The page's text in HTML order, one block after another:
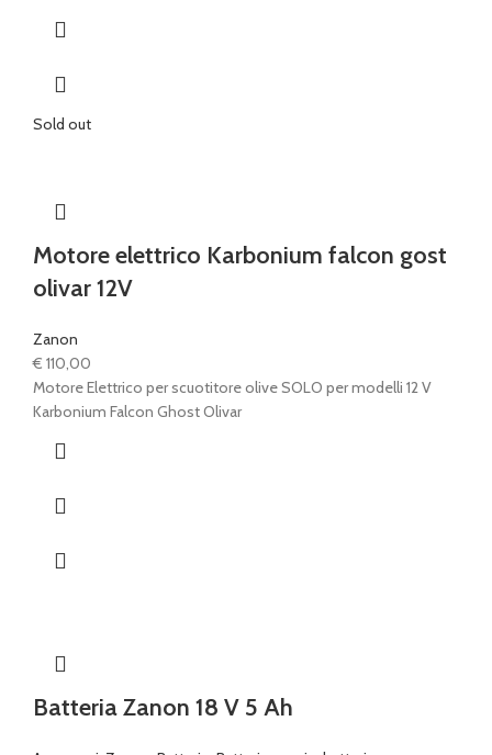
Sold out
Motore elettrico Karbonium falcon gost
olivar 12V
Zanon
€ 110,00
Motore Elettrico per scuotitore olive SOLO per modelli 12 V
Karbonium Falcon Ghost Olivar
Batteria Zanon 18 V 5 Ah